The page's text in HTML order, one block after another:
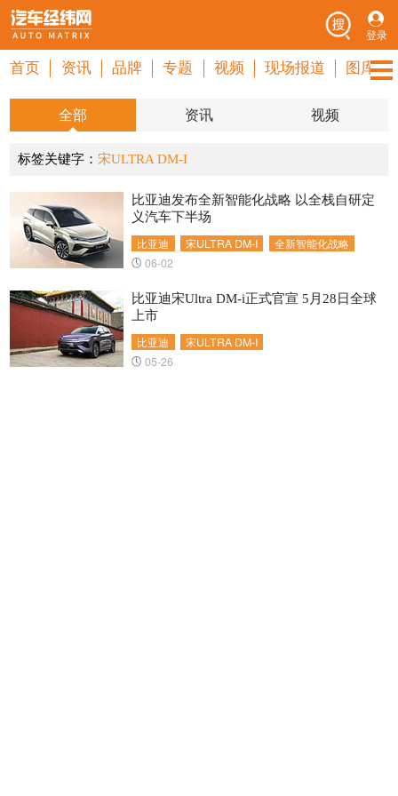
登录
首页 资讯 品牌 专题 视频 现场报道 图库
全部 资讯 视频
标签关键字： 宋ULTRA DM-I
比亚迪 宋ULTRA DM-I 全新智能化战略
比亚迪发布全新智能化战略 以全栈自研定
义汽车下半场
06-02
比亚迪 宋ULTRA DM-I
比亚迪宋Ultra DM-i正式官宣 5月28日全球
上市
05-26